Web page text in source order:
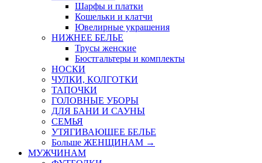
Шарфы и платки
Кошельки и клатчи
Ювелирные украшения
НИЖНЕЕ БЕЛЬЕ
Трусы женские
Бюстгальтеры и комплекты
НОСКИ
ЧУЛКИ, КОЛГОТКИ
ТАПОЧКИ
ГОЛОВНЫЕ УБОРЫ
ДЛЯ БАНИ И САУНЫ
СЕМЬЯ
УТЯГИВАЮЩЕЕ БЕЛЬЕ
Больше ЖЕНЩИНАМ →
МУЖЧИНАМ